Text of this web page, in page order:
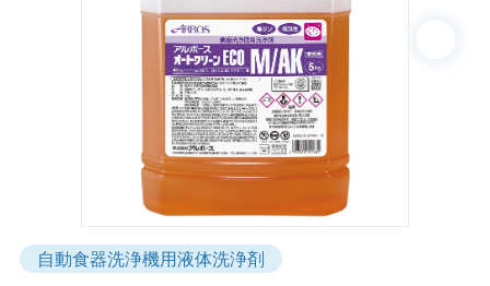
自動食器洗浄機用液体洗浄剤